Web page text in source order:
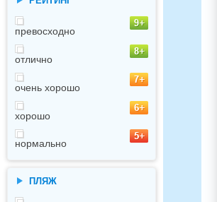
превосходно
отлично
очень хорошо
хорошо
нормально
ПЛЯЖ